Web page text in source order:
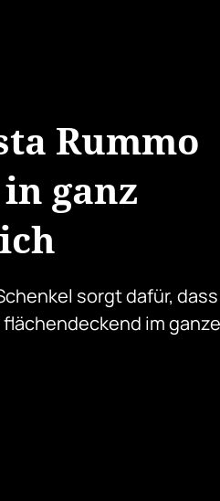
Rummo
ganz
sorgt dafür,
flächendeckend im